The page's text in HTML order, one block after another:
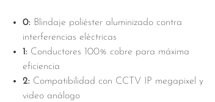
0: Blindaje poliéster aluminizado contra
interferencias eléctricas
1: Conductores 100% cobre para máxima
eficiencia
2: Compatibilidad con CCTV IP megapixel y
video análogo